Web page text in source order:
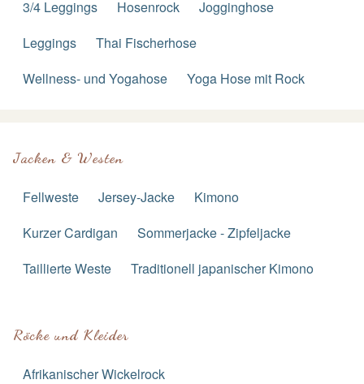
3/4 Leggings Hosenrock
Jogginghose
Leggings
Thai Fischerhose
Wellness- und Yogahose
Yoga Hose mit Rock
Jacken & Westen
Fellweste Jersey-Jacke
Kimono
Kurzer Cardigan
Sommerjacke - Zipfeljacke
Taillierte Weste
Traditionell japanischer Kimono
Röcke und Kleider
Afrikanischer Wickelrock